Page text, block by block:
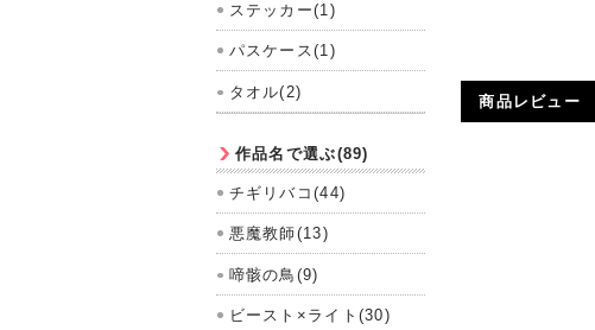
商品レビュー
ステッカー(1)
パスケース(1)
タオル(2)
作品名で選ぶ(89)
チギリバコ(44)
悪魔教師(13)
啼骸の鳥(9)
ビースト×ライト(30)